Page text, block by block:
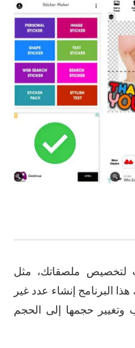
لتخصيص ملصقاتك، مثل
البرنامج إنشاء عدد غير
حجمها إلى الحجم